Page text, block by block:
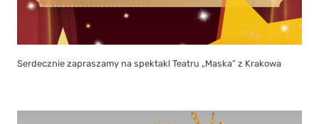
Serdecznie zapraszamy na spektakl Teatru „Maska” z Krakowa